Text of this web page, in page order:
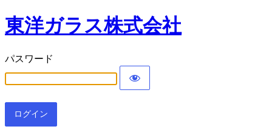
東洋ガラス株式会社
パスワード